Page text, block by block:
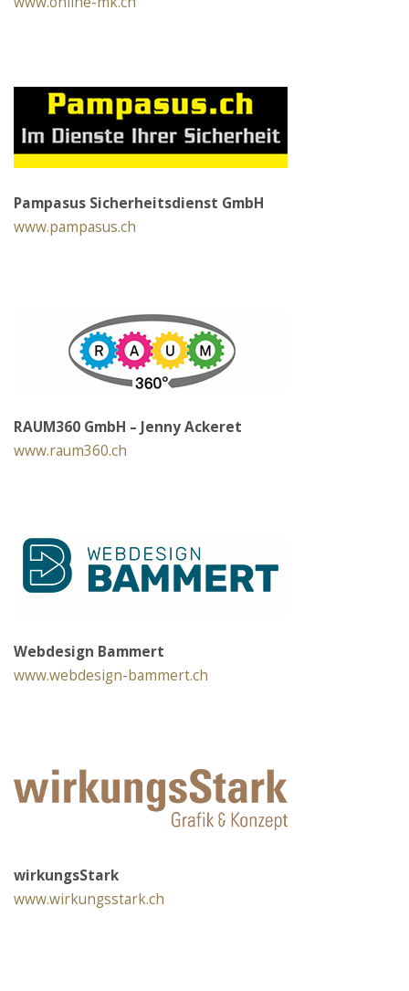
Pampasus Sicherheitsdienst GmbH
www.pampasus.ch
RAUM360 GmbH – Jenny Ackeret
www.raum360.ch
Webdesign Bammert
www.webdesign-bammert.ch
wirkungsStark
www.wirkungsstark.ch